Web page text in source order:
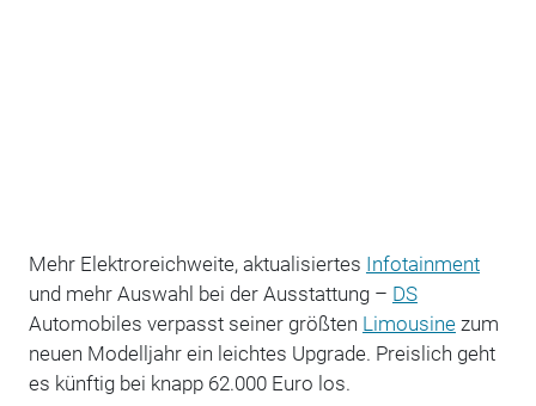
Mehr Elektroreichweite, aktualisiertes Infotainment
und mehr Auswahl bei der Ausstattung – DS
Automobiles verpasst seiner größten Limousinezum
neuen Modelljahr ein leichtes Upgrade. Preislich geht
es künftig bei knapp 62.000 Euro los.